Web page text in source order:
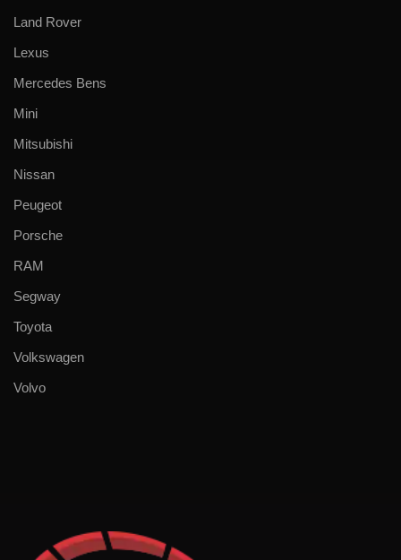
Land Rover
Lexus
Mercedes Bens
Mini
Mitsubishi
Nissan
Peugeot
Porsche
RAM
Segway
Toyota
Volkswagen
Volvo